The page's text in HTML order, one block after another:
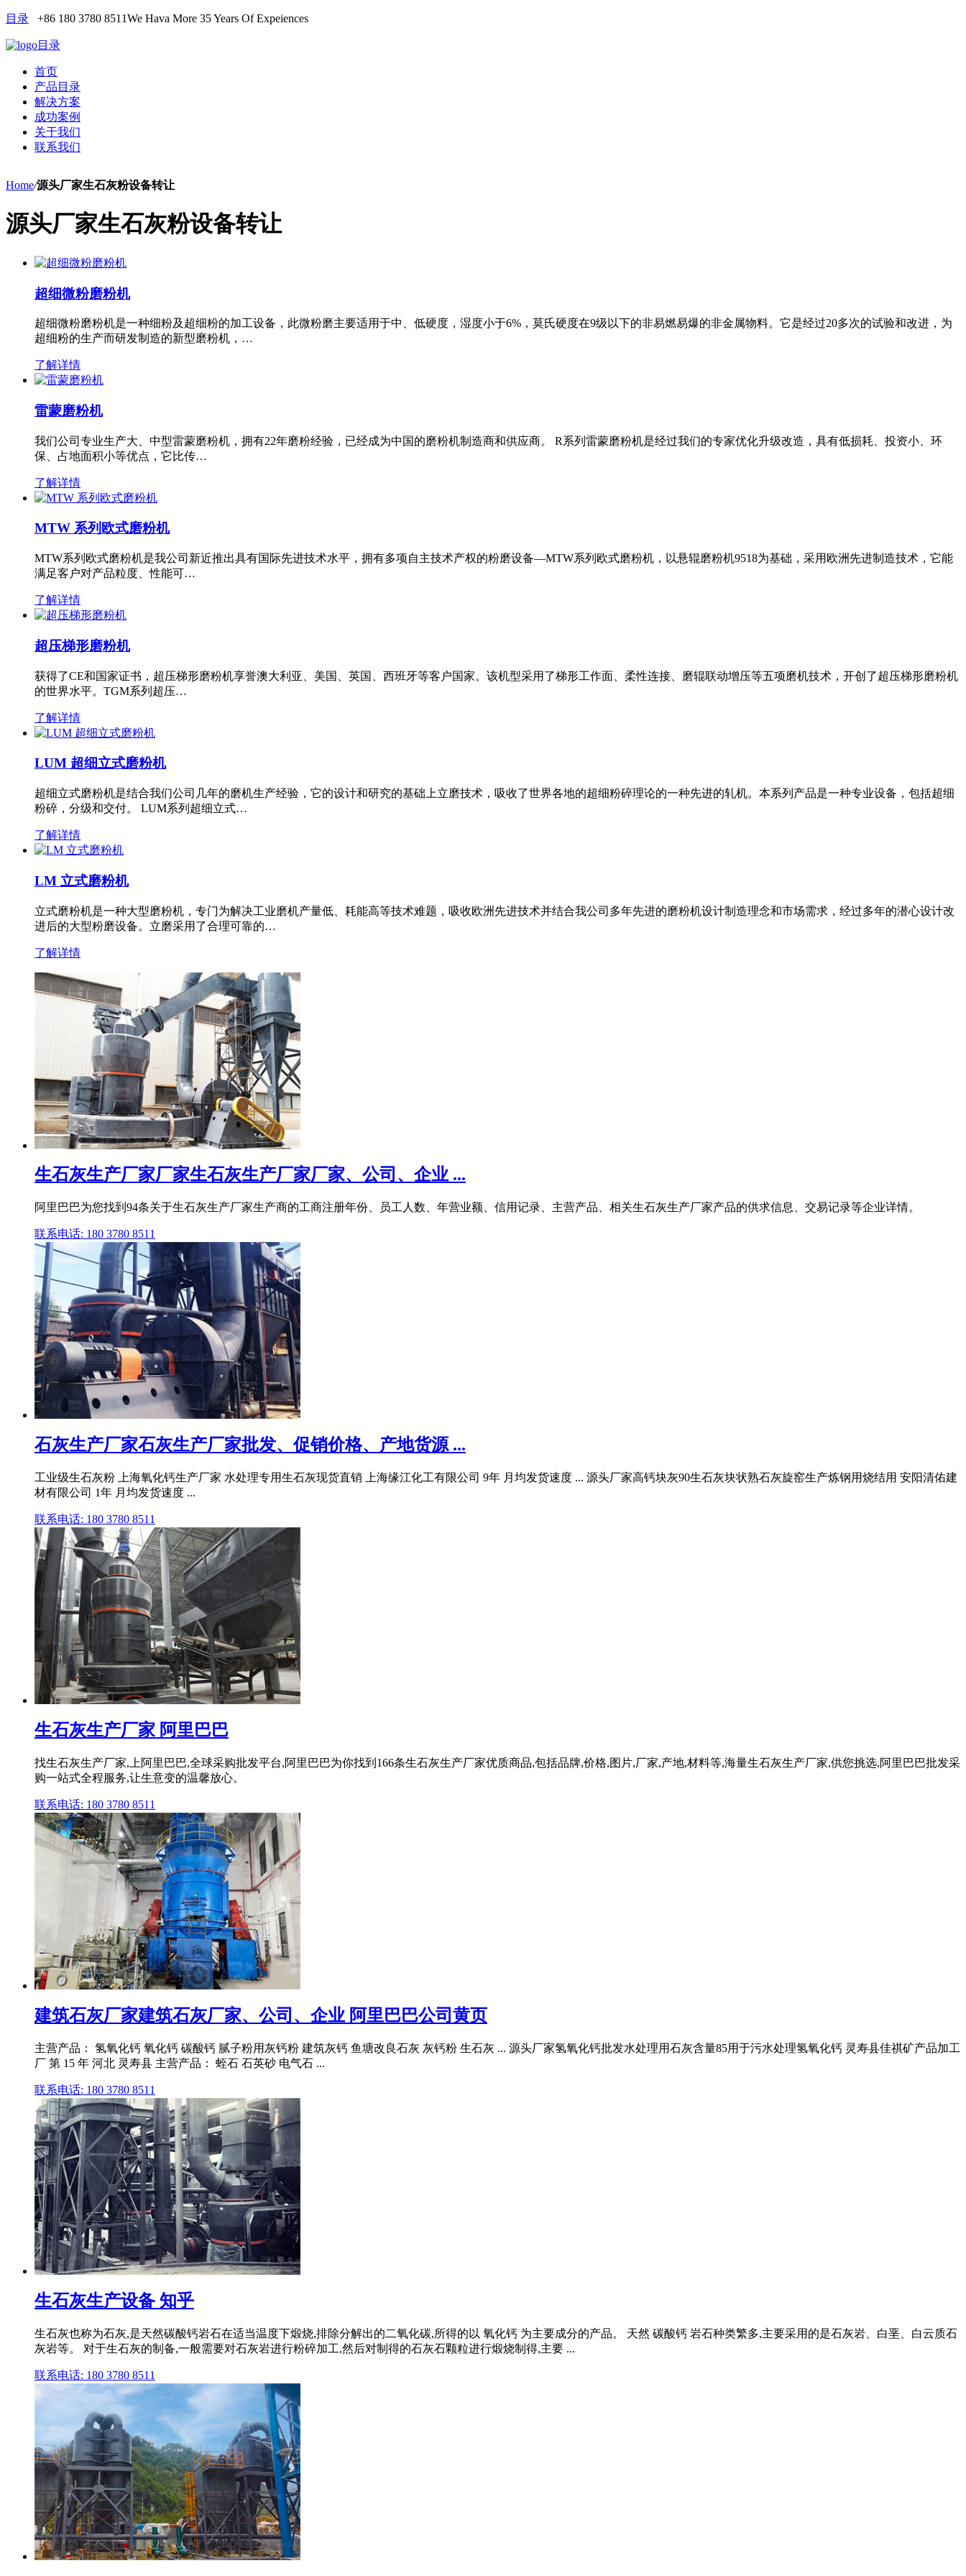
目录 +86 180 3780 8511We Hava More 35 Years Of Expeiences
目录
首页
产品目录
解决方案
成功案例
关于我们
联系我们
Home/源头厂家生石灰粉设备转让
源头厂家生石灰粉设备转让
超细微粉磨粉机
超细微粉磨粉机是一种细粉及超细粉的加工设备，此微粉磨主要适用于中、低硬度，湿度小于6%，莫氏硬度在9级以下的非易燃易爆的非金属物料。它是经过20多次的试验和改进，为
超细粉的生产而研发制造的新型磨粉机，…
了解详情
雷蒙磨粉机
我们公司专业生产大、中型雷蒙磨粉机，拥有22年磨粉经验，已经成为中国的磨粉机制造商和供应商。 R系列雷蒙磨粉机是经过我们的专家优化升级改造，具有低损耗、投资小、环
保、占地面积小等优点，它比传…
了解详情
MTW 系列欧式磨粉机
MTW系列欧式磨粉机是我公司新近推出具有国际先进技术水平，拥有多项自主技术产权的粉磨设备—MTW系列欧式磨粉机，以悬辊磨粉机9518为基础，采用欧洲先进制造技术，它能
满足客户对产品粒度、性能可…
了解详情
超压梯形磨粉机
获得了CE和国家证书，超压梯形磨粉机享誉澳大利亚、美国、英国、西班牙等客户国家。该机型采用了梯形工作面、柔性连接、磨辊联动增压等五项磨机技术，开创了超压梯形磨粉机
的世界水平。TGM系列超压…
了解详情
LUM 超细立式磨粉机
超细立式磨粉机是结合我们公司几年的磨机生产经验，它的设计和研究的基础上立磨技术，吸收了世界各地的超细粉碎理论的一种先进的轧机。本系列产品是一种专业设备，包括超细
粉碎，分级和交付。 LUM系列超细立式…
了解详情
LM 立式磨粉机
立式磨粉机是一种大型磨粉机，专门为解决工业磨机产量低、耗能高等技术难题，吸收欧洲先进技术并结合我公司多年先进的磨粉机设计制造理念和市场需求，经过多年的潜心设计改
进后的大型粉磨设备。立磨采用了合理可靠的…
了解详情
生石灰生产厂家厂家生石灰生产厂家厂家、公司、企业 ...
阿里巴巴为您找到94条关于生石灰生产厂家生产商的工商注册年份、员工人数、年营业额、信用记录、主营产品、相关生石灰生产厂家产品的供求信息、交易记录等企业详情。
联系电话: 180 3780 8511
石灰生产厂家石灰生产厂家批发、促销价格、产地货源 ...
工业级生石灰粉 上海氧化钙生产厂家 水处理专用生石灰现货直销 上海缘江化工有限公司 9年 月均发货速度 ... 源头厂家高钙块灰90生石灰块状熟石灰旋窑生产炼钢用烧结用 安阳清佑建
材有限公司 1年 月均发货速度 ...
联系电话: 180 3780 8511
生石灰生产厂家 阿里巴巴
找生石灰生产厂家,上阿里巴巴,全球采购批发平台,阿里巴巴为你找到166条生石灰生产厂家优质商品,包括品牌,价格,图片,厂家,产地,材料等,海量生石灰生产厂家,供您挑选,阿里巴巴批发采
购一站式全程服务,让生意变的温馨放心。
联系电话: 180 3780 8511
建筑石灰厂家建筑石灰厂家、公司、企业 阿里巴巴公司黄页
主营产品： 氢氧化钙 氧化钙 碳酸钙 腻子粉用灰钙粉 建筑灰钙 鱼塘改良石灰 灰钙粉 生石灰 ... 源头厂家氢氧化钙批发水处理用石灰含量85用于污水处理氢氧化钙 灵寿县佳祺矿产品加工
厂 第 15 年 河北 灵寿县 主营产品： 蛭石 石英砂 电气石 ...
联系电话: 180 3780 8511
生石灰生产设备 知乎
生石灰也称为石灰,是天然碳酸钙岩石在适当温度下煅烧,排除分解出的二氧化碳,所得的以 氧化钙 为主要成分的产品。 天然 碳酸钙 岩石种类繁多,主要采用的是石灰岩、白垩、白云质石
灰岩等。 对于生石灰的制备,一般需要对石灰岩进行粉碎加工,然后对制得的石灰石颗粒进行煅烧制得,主要 ...
联系电话: 180 3780 8511